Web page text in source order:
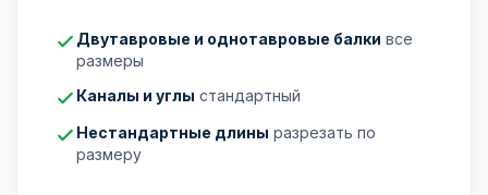
Двутавровые и однотавровые балки все
размеры
Каналы и углы стандартный
Нестандартные длины разрезать по
размеру